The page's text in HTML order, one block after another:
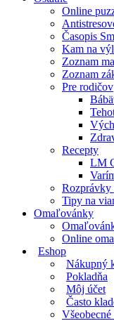
Online
Časopis
Kam na
Zoznam
Zoznam
Pre rodičov
Recepty
LM
Rozprávky
Tipy na
Omaľovánky
Online
Eshop
Nákupný
Pokladňa
Môj účet
Často